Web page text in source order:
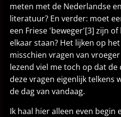
meten met de Nederlandse
literatuur? En verder: moet
een Friese 'beweger'[3] zijn
elkaar staan? Het lijken op
misschien vragen van
lezend viel me toch op dat
deze vragen eigenlijk telkens
de dag van vandaag.
Ik haal hier alleen even begin